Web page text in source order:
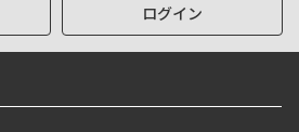
ログイン